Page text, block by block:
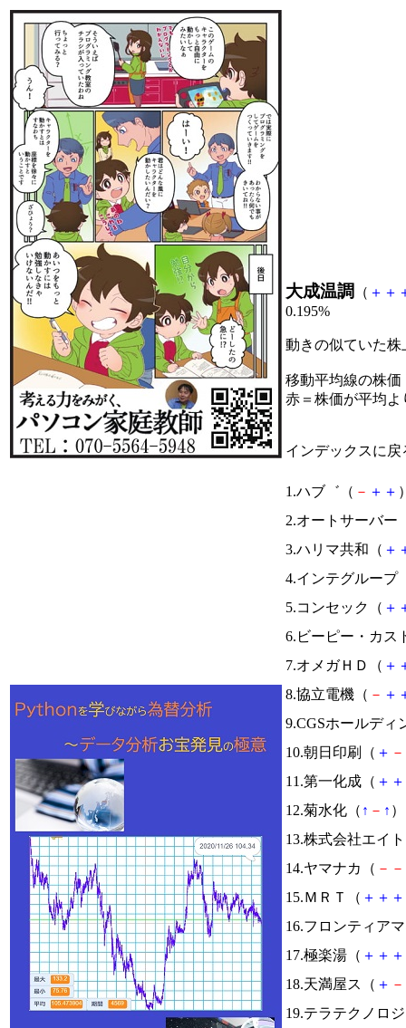
大成温調 （ ＋ ＋
0.195%
動きの似ていた
移動平均線の株価
赤＝株価が平均
インデックスに戻
1.ハブ゛（ － ＋ ＋
2.オートサーバー
3.ハリマ共和（ ＋
4.インテグループ
5.コンセック（ ＋
6.ビーピー・カス
7.オメガＨＤ（ ＋
8.協立電機（ － ＋
9.CGSホールディ
10.朝日印刷（ ＋ －
11.第一化成（ ＋ ＋
12.菊水化（ ↑ － ↑
13.株式会社エイ
14.ヤマナカ（ － －
15.ＭＲＴ（ ＋ ＋ ＋
16.フロンティア
17.極楽湯（ ＋ ＋ ＋
18.天満屋ス（ ＋ －
19.テラテクノロ